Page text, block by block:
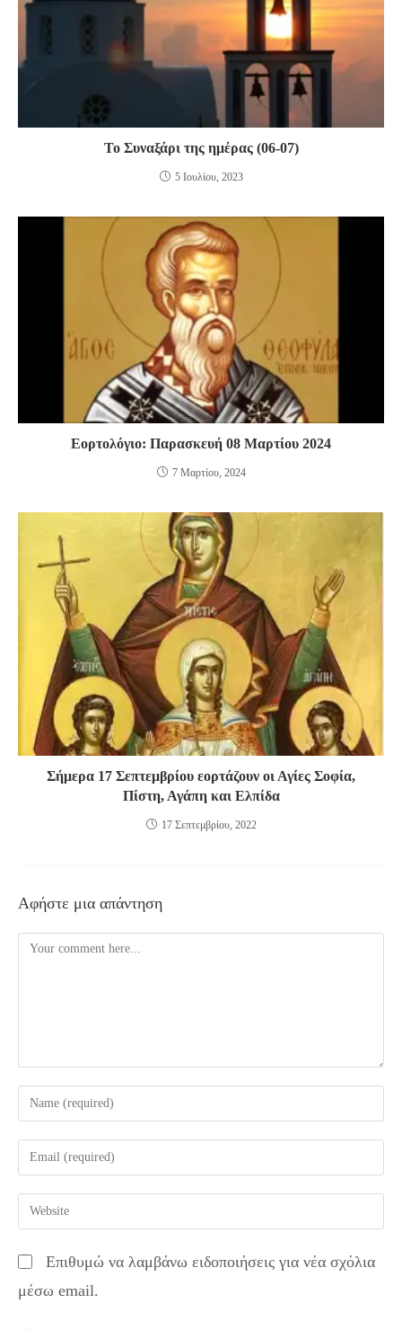
Το Συναξάρι της ημέρας (06-07)
5 Ιουλίου, 2023
Εορτολόγιο: Παρασκευή 08 Μαρτίου 2024
7 Μαρτίου, 2024
Σήμερα 17 Σεπτεμβρίου εορτάζουν οι Αγίες Σοφία,
Πίστη, Αγάπη και Ελπίδα
17 Σεπτεμβρίου, 2022
Αφήστε μια απάντηση
Comment
Enter
your
name
comment
Enter
your
email
address
comment
Enter
your
URL
(optional)
Επιθυμώ να λαμβάνω ειδοποιήσεις για νέα σχόλια
μέσω email.